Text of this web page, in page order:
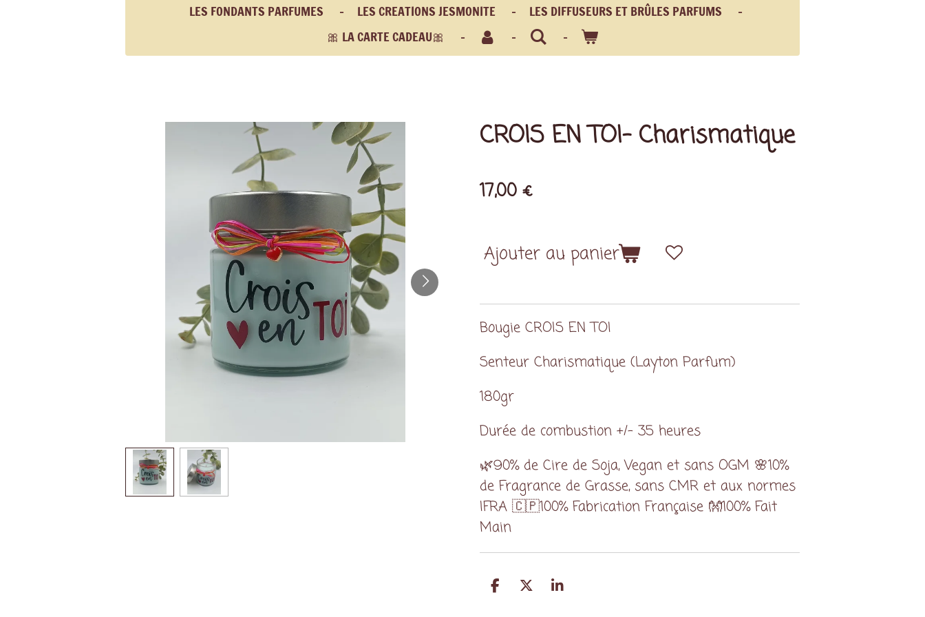
LES FONDANTS PARFUMES
LES CREATIONS JESMONITE
LES DIFFUSEURS ET BRÛLES PARFUMS
🎀 LA CARTE CADEAU🎀
CROIS EN TOI- Charismatique
17,00 €
Ajouter au panier
Bougie CROIS EN TOI
Senteur Charismatique (Layton Parfum)
180gr
Durée de combustion +/- 35 heures
🌿90% de Cire de Soja, Vegan et sans OGM 🌸10%
de Fragrance de Grasse, sans CMR et aux normes
IFRA 🇨🇵100% Fabrication Française 👐100% Fait
Main
P P P